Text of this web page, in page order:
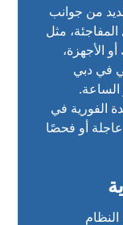
من جوانب
مثل
الأجهزة،
في دبي
الفورية في
أو فحصًا